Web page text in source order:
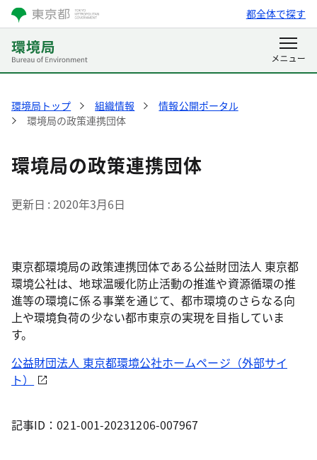
都全体で探す
環境局トップ 組織情報
情報公開ポータル
環境局の政策連携団体
環境局の政策連携団体
更新日 2020年3月6日
東京都環境局の政策連携団体である公益財団法人 東京都
環境公社は、地球温暖化防止活動の推進や資源循環の推
進等の環境に係る事業を通じて、都市環境のさらなる向
上や環境負荷の少ない都市東京の実現を目指していま
す。
公益財団法人 東京都環境公社ホームページ（外部サイ
ト）
記事ID：021-001-20231206-007967